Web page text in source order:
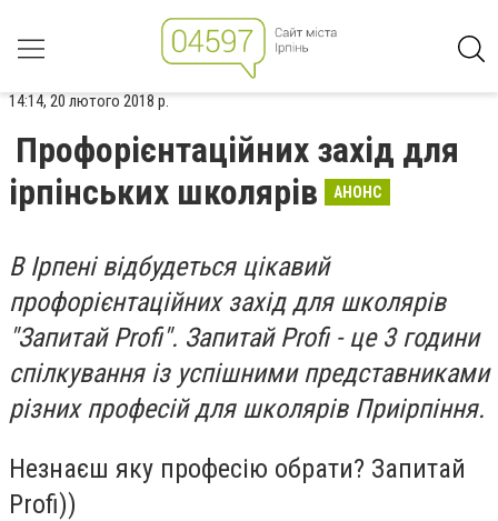
14:14, 20 лютого 2018 р.
Профорієнтаційних захід для
ірпінських школярів
АНОНС
В Ірпені відбудеться цікавий
профорієнтаційних захід для школярів
"Запитай Profi". Запитай Profi - це 3 години
спілкування із успішними представниками
різних професій для школярів Приірпіння.
Незнаєш яку професію обрати? Запитай
Profi))